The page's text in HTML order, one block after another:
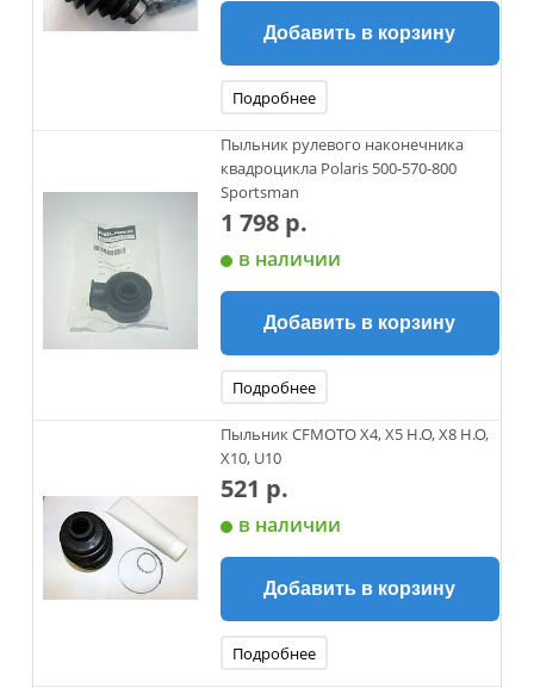
Добавить в корзину
Подробнее
Пыльник рулевого наконечника
квадроцикла Polaris 500-570-800
Sportsman
1 798 р.
в наличии
Добавить в корзину
Подробнее
Пыльник CFMOTO X4, X5 H.O, X8 H.O,
X10, U10
521 р.
в наличии
Добавить в корзину
Подробнее